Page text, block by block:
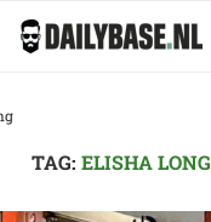
TAG: ELISHA LONG